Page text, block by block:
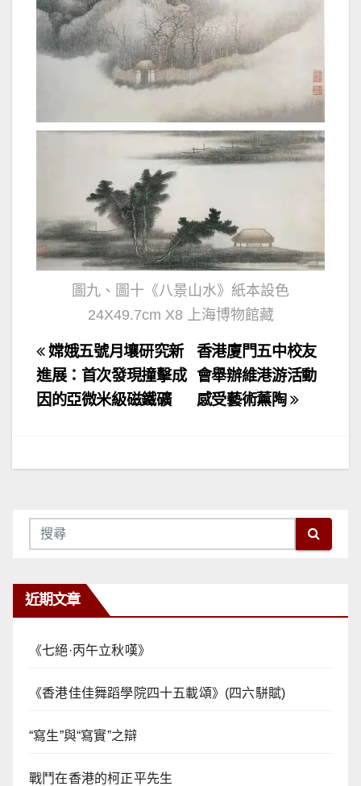
圖九、圖十《八景山水》紙本設色
24X49.7cm X8 上海博物館藏
文
章
導
香港廈門五中校友
會舉辦維港游活動
感受藝術薰陶
嫦娥五號月壤研究新
進展：首次發現撞擊成
因的亞微米級磁鐵礦
近期文章
《七絕·丙午立秋嘆》
《香港佳佳舞蹈學院四十五載頌》(四六駢賦)
“寫生”與“寫實”之辯
戰鬥在香港的柯正平先生